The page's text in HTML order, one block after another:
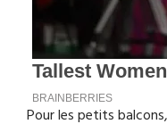
Pour les petits